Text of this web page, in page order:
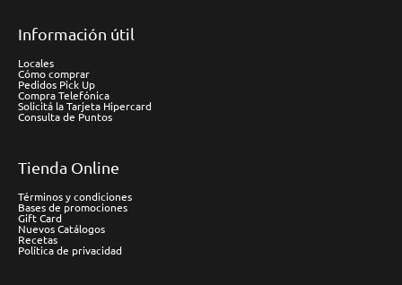
Información útil
Locales
Cómo comprar
Pedidos Pick Up
Compra Telefónica
Solicitá la Tarjeta Hipercard
Consulta de Puntos
Tienda Online
Términos y condiciones
Bases de promociones
Gift Card
Nuevos Catálogos
Recetas
Política de privacidad